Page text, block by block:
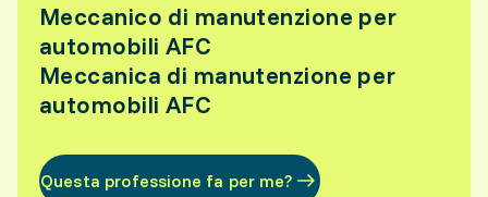
Meccanico di manutenzione per
automobili AFC
Meccanica di manutenzione per
automobili AFC
Questa professione fa per me?